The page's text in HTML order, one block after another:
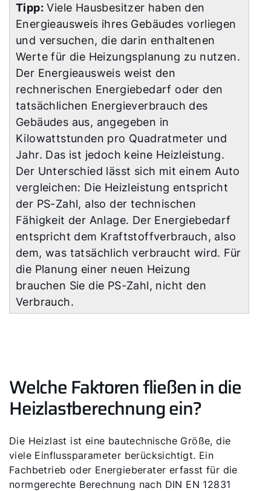
Tipp: Viele Hausbesitzer haben den
Energieausweis ihres Gebäudes vorliegen
und versuchen, die darin enthaltenen
Werte für die Heizungsplanung zu nutzen.
Der Energieausweis weist den
rechnerischen Energiebedarf oder den
tatsächlichen Energieverbrauch des
Gebäudes aus, angegeben in
Kilowattstunden pro Quadratmeter und
Jahr. Das ist jedoch keine Heizleistung.
Der Unterschied lässt sich mit einem Auto
vergleichen: Die Heizleistung entspricht
der PS-Zahl, also der technischen
Fähigkeit der Anlage. Der Energiebedarf
entspricht dem Kraftstoffverbrauch, also
dem, was tatsächlich verbraucht wird. Für
die Planung einer neuen Heizung
brauchen Sie die PS-Zahl, nicht den
Verbrauch.
Welche Faktoren fließen in die
Heizlastberechnung ein?
Die Heizlast ist eine bautechnische Größe, die
viele Einflussparameter berücksichtigt. Ein
Fachbetrieb oder Energieberater erfasst für die
normgerechte Berechnung nach DIN EN 12831